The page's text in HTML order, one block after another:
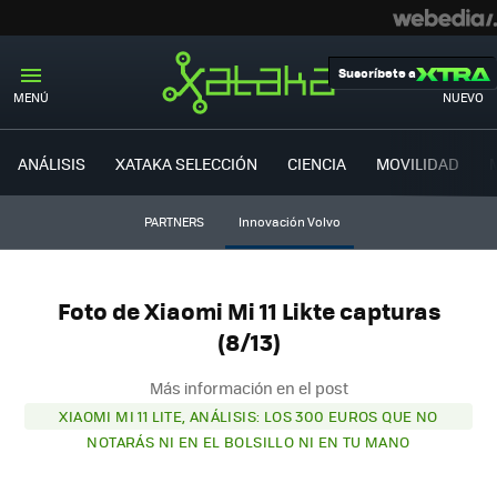
MENÚ NUEVO
Suscríbete a
ANÁLISIS XATAKA SELECCIÓN CIENCIA MOVILIDAD
PARTNERS Innovación Volvo
Foto de Xiaomi Mi 11 Likte capturas
(8/13)
Más información en el post
XIAOMI MI 11 LITE, ANÁLISIS: LOS 300 EUROS QUE NO
NOTARÁS NI EN EL BOLSILLO NI EN TU MANO